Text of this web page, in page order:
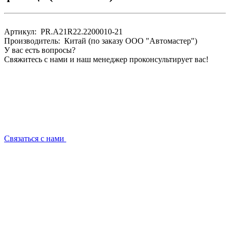
Артикул: PR.A21R22.2200010-21
Производитель: Китай (по заказу ООО "Автомастер")
У вас есть вопросы?
Свяжитесь с нами и наш менеджер проконсультирует вас!
Связаться с нами